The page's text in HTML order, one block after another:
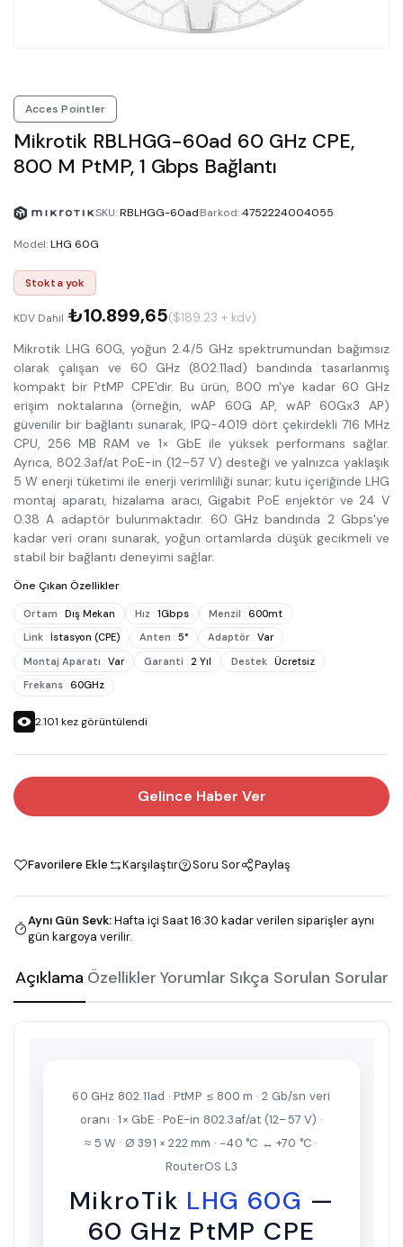
Acces Pointler
Mikrotik RBLHGG-60ad 60 GHz CPE,
800 M PtMP, 1 Gbps Bağlantı
SKU:RBLHGG-60adBarkod:4752224004055
Model:LHG 60G
Stokta yok
KDV Dahil :₺10.899,65($189.23 + kdv)
Mikrotik LHG 60G, yoğun 2.4/5 GHz spektrumundan bağımsız
olarak çalışan ve 60 GHz (802.11ad) bandında tasarlanmış
kompakt bir PtMP CPE'dir. Bu ürün, 800 m'ye kadar 60 GHz
erişim noktalarına (örneğin, wAP 60G AP, wAP 60Gx3 AP)
güvenilir bir bağlantı sunarak, IPQ-4019 dört çekirdekli 716 MHz
CPU, 256 MB RAM ve 1× GbE ile yüksek performans sağlar.
Ayrıca, 802.3af/at PoE-in (12–57 V) desteği ve yalnızca yaklaşık
5 W enerji tüketimi ile enerji verimliliği sunar; kutu içeriğinde LHG
montaj aparatı, hizalama aracı, Gigabit PoE enjektör ve 24 V
0.38 A adaptör bulunmaktadır. 60 GHz bandında 2 Gbps'ye
kadar veri oranı sunarak, yoğun ortamlarda düşük gecikmeli ve
stabil bir bağlantı deneyimi sağlar.
Öne Çıkan Özellikler
Ortam : Dış Mekan Hız : 1Gbps Menzil : 600mt
Link : İstasyon (CPE) Anten : 5° Adaptör : Var
Montaj Aparatı : Var Garanti : 2 Yıl Destek : Ücretsiz
Frekans : 60GHz
2.101 kez görüntülendi
Gelince Haber Ver
Favorilere Ekle Karşılaştır Soru Sor Paylaş
Aynı Gün Sevk:Hafta içi Saat 16:30 kadar verilen siparişler aynı
gün kargoya verilir.
Açıklama Özellikler Yorumlar Sıkça Sorulan Sorular
60 GHz 802.11ad · PtMP ≤ 800 m · 2 Gb/sn veri
oranı · 1× GbE · PoE-in 802.3af/at (12–57 V) ·
≈ 5 W · Ø 391 × 222 mm · −40 °C ↔ +70 °C ·
RouterOS L3
MikroTik LHG 60G —
60 GHz PtMP CPE